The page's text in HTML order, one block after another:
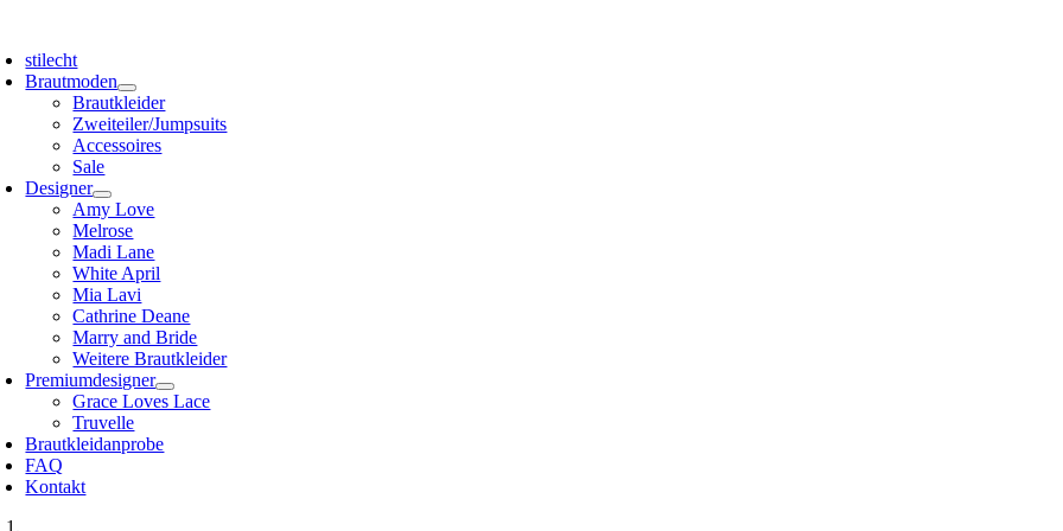
springen
stilecht
Brautmoden
Brautkleider
Zweiteiler/Jumpsuits
Accessoires
Sale
Designer
Amy Love
Melrose
Madi Lane
White April
Mia Lavi
Cathrine Deane
Marry and Bride
Weitere Brautkleider
Premiumdesigner
Grace Loves Lace
Truvelle
Brautkleidanprobe
FAQ
Kontakt